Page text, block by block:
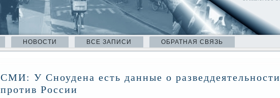
НОВОСТИ ВСЕ ЗАПИСИ ОБРАТНАЯ СВЯЗЬ
СМИ: У Сноудена есть данные о разведдеятельности
против России